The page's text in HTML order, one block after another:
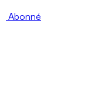
Abonné